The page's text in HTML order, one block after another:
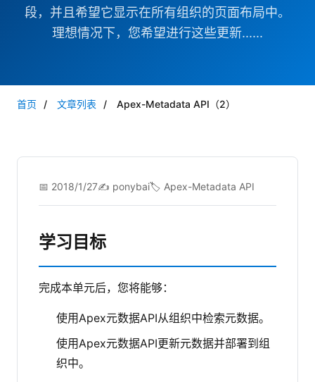
段，并且希望它显示在所有组织的页面布局中。
理想情况下，您希望进行这些更新......
首页 / 文章列表 / Apex-Metadata API（2）
📅 2018/1/27✍️ ponybai🏷️ Apex-Metadata API
学习目标
完成本单元后，您将能够：
使用Apex元数据API从组织中检索元数据。
使用Apex元数据API更新元数据并部署到组
织中。